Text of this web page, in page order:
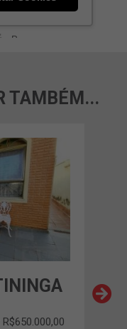
TAMBÉM...
R$650.000,00